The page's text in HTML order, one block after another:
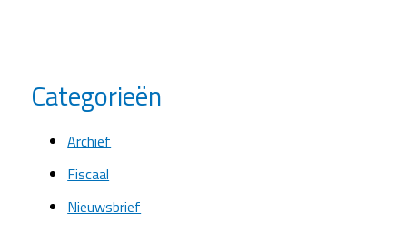
Categorieën
Archief
Fiscaal
Nieuwsbrief